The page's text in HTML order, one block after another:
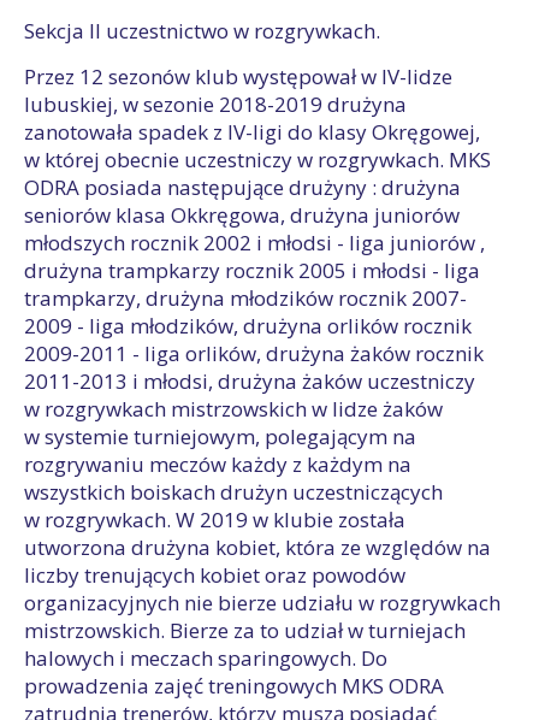
Sekcja II uczestnictwo w rozgrywkach.
Przez 12 sezonów klub występował w IV-lidze
lubuskiej, w sezonie 2018-2019 drużyna
zanotowała spadek z IV-ligi do klasy Okręgowej,
w której obecnie uczestniczy w rozgrywkach. MKS
ODRA posiada następujące drużyny : drużyna
seniorów klasa Okkręgowa, drużyna juniorów
młodszych rocznik 2002 i młodsi - liga juniorów ,
drużyna trampkarzy rocznik 2005 i młodsi - liga
trampkarzy, drużyna młodzików rocznik 2007-
2009 - liga młodzików, drużyna orlików rocznik
2009-2011 - liga orlików, drużyna żaków rocznik
2011-2013 i młodsi, drużyna żaków uczestniczy
w rozgrywkach mistrzowskich w lidze żaków
w systemie turniejowym, polegającym na
rozgrywaniu meczów każdy z każdym na
wszystkich boiskach drużyn uczestniczących
w rozgrywkach. W 2019 w klubie została
utworzona drużyna kobiet, która ze względów na
liczby trenujących kobiet oraz powodów
organizacyjnych nie bierze udziału w rozgrywkach
mistrzowskich. Bierze za to udział w turniejach
halowych i meczach sparingowych. Do
prowadzenia zajęć treningowych MKS ODRA
zatrudnia trenerów, którzy muszą posiadać